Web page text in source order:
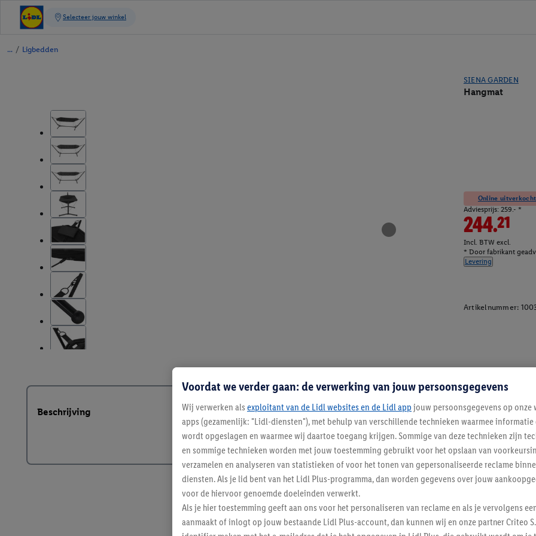
/ Ligbedden
SIENA GARDEN
Hangmat
Online
Adviesprijs: 259.- *
244.21
Incl. BTW excl.
* Door fabrikant
Levering
Artikelnummer:
Beschrijving
Voordat we verder gaan: de verwerking van jouw persoonsgegevens
Wij verwerken als exploitant van de Lidl websites en de Lidl app jouw persoonsgegevens op onze
apps (gezamenlijk: "Lidl-diensten"), met behulp van verschillende technieken waarmee
wordt opgeslagen en waarmee wij daartoe toegang krijgen. Sommige van deze technieken zijn
en sommige technieken worden met jouw toestemming gebruikt voor het opslaan van
verzamelen en analyseren van statistieken of voor het tonen van gepersonaliseerde reclame
diensten. Als je lid bent van het Lidl Plus-programma, dan worden gegevens over jouw
voor de hiervoor genoemde doeleinden verwerkt.
Als je hier toestemming geeft aan ons voor het personaliseren van reclame en als je vervolgens
aanmaakt of inlogt op jouw bestaande Lidl Plus-account, dan kunnen wij en onze partner Criteo